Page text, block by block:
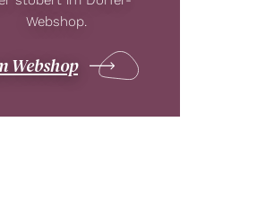
Webshop.
Webshop